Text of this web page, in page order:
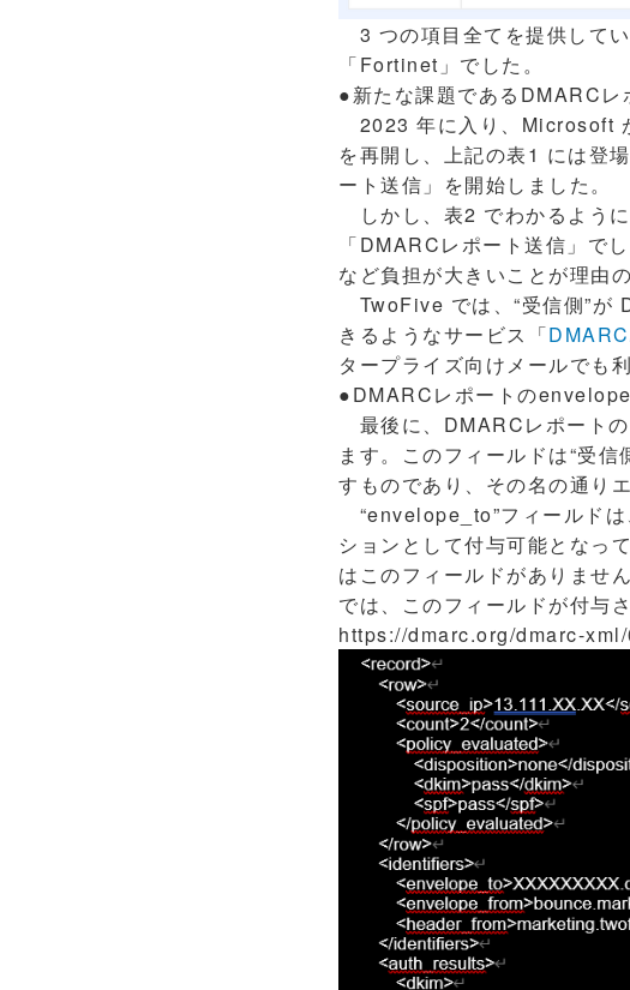
3 つの項目全てを提供して
「Fortinet」でした。
●新たな課題であるDMARCレ
2023 年に入り、Microsoft
を再開し、上記の表1 には登
ート送信」を開始しました。
しかし、表2 でわかるよう
「DMARCレポート送信」で
など負担が大きいことが理由
TwoFive では、“受信側”が
きるようなサービス「
タープライズ向けメールでも
●DMARCレポートの
最後に、DMARCレポート
ます。このフィールドは“受
すものであり、その名の通り
“envelope_to”フィールド
ションとして付与可能となっ
はこのフィールドがありませ
では、このフィールドが付与
https://dmarc.org/dmarc-